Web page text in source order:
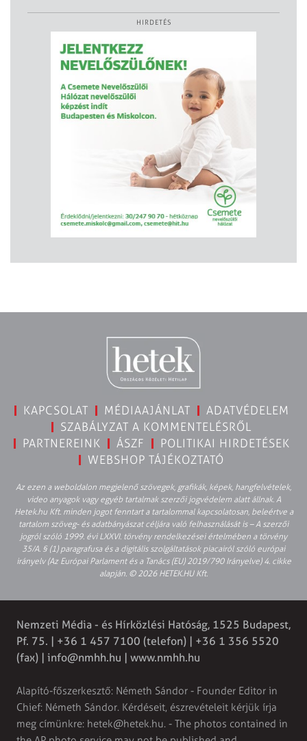
HIRDETÉS
KAPCSOLAT MÉDIAAJÁNLAT
ADATVÉDELEM
SZABÁLYZAT A KOMMENTELÉSRŐL
PARTNEREINK
ÁSZF
POLITIKAI HIRDETÉSEK
WEBSHOP TÁJÉKOZTATÓ
Az ezen a weboldalon megjelenő szövegek, grafikák, képek, hangfelvételek,
video anyagok vagy egyéb tartalmak szerzői jogvédelem alatt állnak. A
Hetek.hu Kft. minden jogot fenntart a tartalommal kapcsolatosan, beleértve a
tartalom szöveg- és adatbányászat céljára való felhasználását is – A szerzői
jogról szóló 1999. évi LXXVI. törvény rendelkezései értelmében a törvény
35/A. § (1) paragrafusa és a digitális szolgáltatások piacairól szóló európai
irányelv (Az Európai Parlament és a Tanács (EU) 2019/790 Irányelve) 4. cikke
alapján. © 2026 HETEK.HU Kft.
Nemzeti Média - és Hírközlési Hatóság, 1525 Budapest,
Pf. 75. | +36 1 457 7100 (telefon) | +36 1 356 5520
(fax) | info@nmhh.hu | www.nmhh.hu
Alapító-főszerkesztő: Németh Sándor - Founder Editor in
Chief: Németh Sándor. Kérdéseit, észrevételeit kérjük írja
meg címünkre: hetek@hetek.hu. - The photos contained in